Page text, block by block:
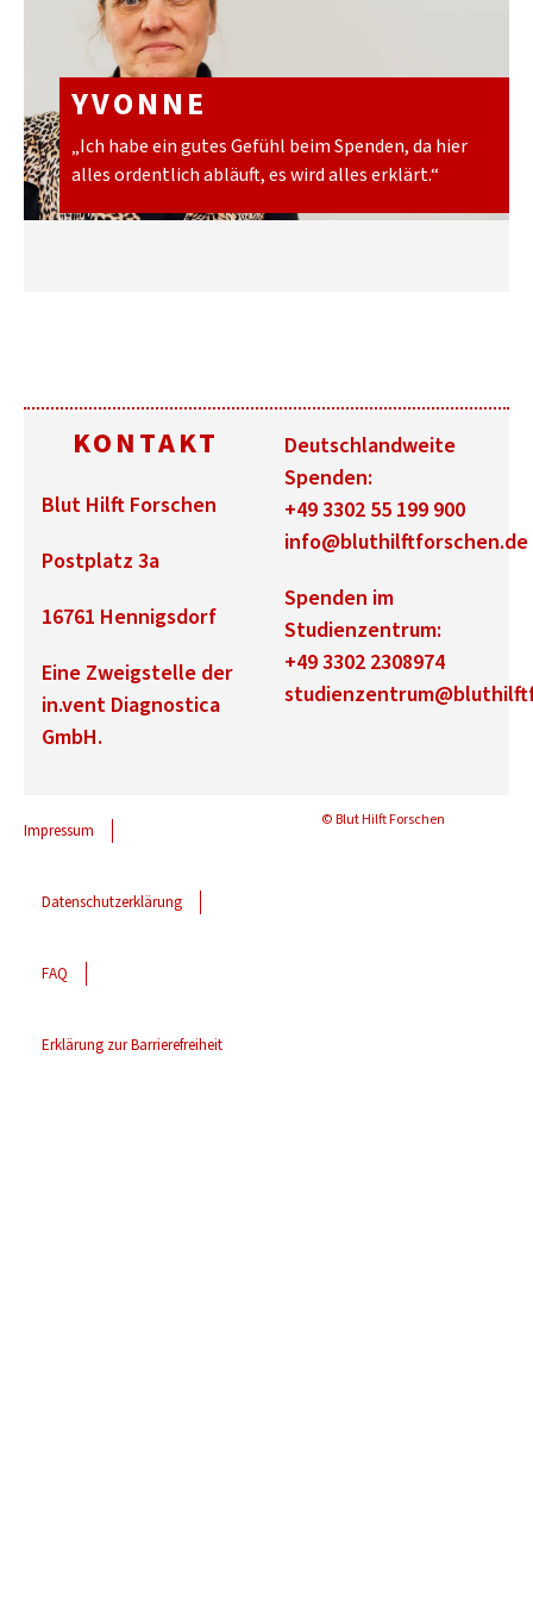
YVON­NE
„Ich habe ein gutes Ge­fühl beim Spen­den, da hier
alles or­dent­lich ab­läuft, es wird alles er­klärt.“
KONTAKT
Blut Hilft Forschen
Postplatz 3a
16761 Hennigsdorf
Eine Zweigstelle der
in.vent Diagnostica
GmbH.
Deutschlandweite
Spenden:
+49 3302 55 199 900
info@bluthilftforschen.de
Spenden im
Studienzentrum:
+49 3302 2308974
Impressum
Datenschutzerklärung
FAQ
Erklärung zur Barrierefreiheit
© Blut Hilft Forschen